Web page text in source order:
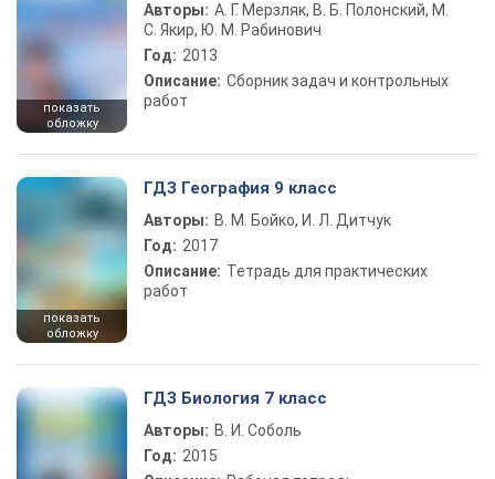
показать
обложку
Авторы: А. Г. Мерзляк, В. Б. Полонский, М.
С. Якир, Ю. М. Рабинович
Год: 2013
Описание: Сборник задач и контрольных
работ
показать
обложку
ГДЗ География 9 класс
Авторы: В. М. Бойко, И. Л. Дитчук
Год: 2017
Описание: Тетрадь для практических
работ
ГДЗ Биология 7 класс
Авторы: В. И. Соболь
Год: 2015